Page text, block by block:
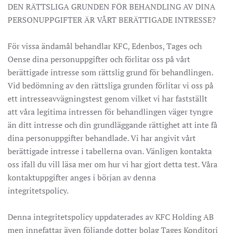
DEN RÄTTSLIGA GRUNDEN FÖR BEHANDLING AV DINA
PERSONUPPGIFTER ÄR VÅRT BERÄTTIGADE INTRESSE?
För vissa ändamål behandlar KFC, Edenbos, Tages och
Oense dina personuppgifter och förlitar oss på vårt
berättigade intresse som rättslig grund för behandlingen.
Vid bedömning av den rättsliga grunden förlitar vi oss på
ett intresseavvägningstest genom vilket vi har fastställt
att våra legitima intressen för behandlingen väger tyngre
än ditt intresse och din grundläggande rättighet att inte få
dina personuppgifter behandlade. Vi har angivit vårt
berättigade intresse i tabellerna ovan. Vänligen kontakta
oss ifall du vill läsa mer om hur vi har gjort detta test. Våra
kontaktuppgifter anges i början av denna
integritetspolicy.
Denna integritetspolicy uppdaterades av KFC Holding AB
men innefattar även följande dotter bolag Tages Konditori